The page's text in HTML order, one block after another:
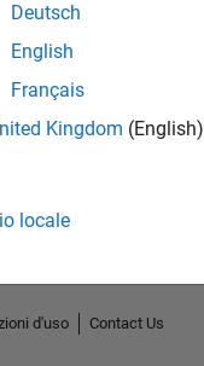
received
Deutsch
English
Français
Kingdom (English)
locale
d'uso
Contact Us